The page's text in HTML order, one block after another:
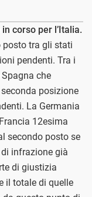
corso per l’Italia.
posto tra gli stati
pendenti. Tra i
che
posizione
La Germania
12esima
secondo posto se
infrazione già
di giustizia
il totale di quelle